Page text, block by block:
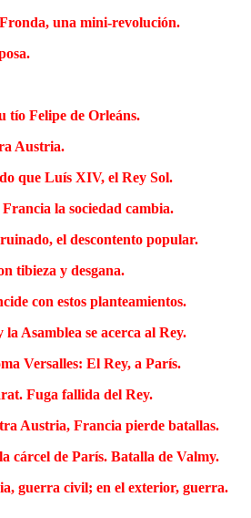
una mini-revolución.
tío Felipe de Orleáns.
Austria.
que Luís XIV, el Rey Sol.
la sociedad cambia.
el descontento popular.
tibieza y desgana.
con estos planteamientos.
Asamblea se acerca al Rey.
Versalles: El Rey, a París.
Fuga fallida del Rey.
Austria, Francia pierde batallas.
cárcel de París. Batalla de Valmy.
guerra civil; en el exterior, guerra.